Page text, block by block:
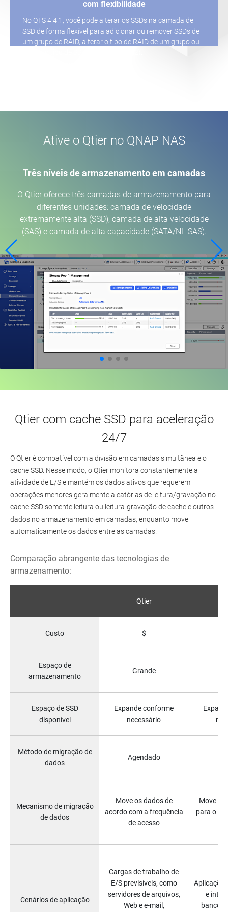
com flexibilidade
No QTS 4.4.1, você pode alterar os SSDs na camada de
SSD de forma flexível para adicionar ou remover SSDs de
um grupo de RAID, alterar o tipo de RAID de um grupo ou
Ative o Qtier no QNAP NAS
Três níveis de armazenamento em camadas
O Qtier oferece três camadas de armazenamento para
diferentes unidades: camada de velocidade
extremamente alta (SSD), camada de alta velocidade
(SAS) e camada de alta capacidade (SATA/NL-SAS).
Qtier com cache SSD para aceleração
24/7
O Qtier é compatível com a divisão em camadas simultânea e o
cache SSD. Nesse modo, o Qtier monitora constantemente a
atividade de E/S e mantém os dados ativos que requerem
operações menores geralmente aleatórias de leitura/gravação no
cache SSD somente leitura ou leitura-gravação de cache e outros
dados no armazenamento em camadas, enquanto move
automaticamente os dados entre as camadas.
Comparação abrangente das tecnologias de
armazenamento:
Qtier
Custo $
Espaço de
armazenamento
Grande
Espaço de SSD
disponível
Expande conforme
necessário
Método de migração de
dados
Agendado
Mecanismo de migração
de dados
Move os dados de
acordo com a frequência
de acesso
Move
para o
Cenários de aplicação
Cargas de trabalho de
E/S previsíveis, como
servidores de arquivos,
Web e e-mail,
e
bancos